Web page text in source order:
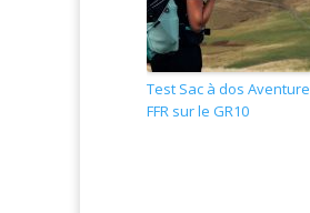
Test Sac à dos Aventure
FFR sur le GR10